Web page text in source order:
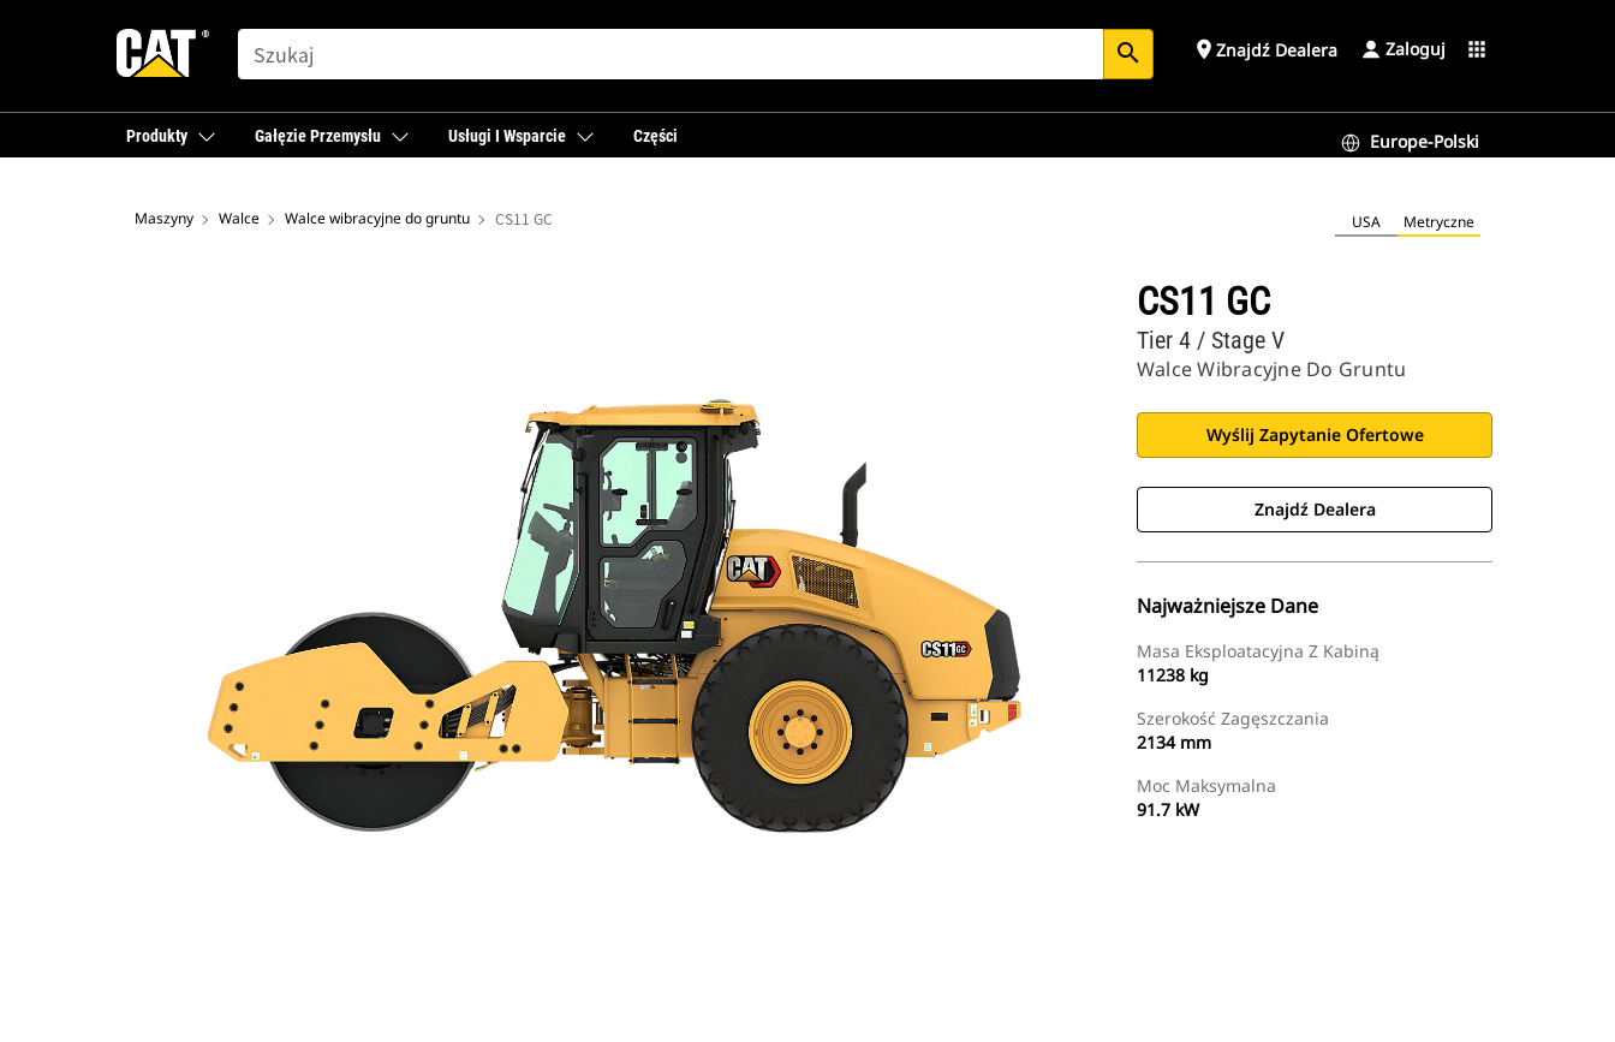
SEARCH search place Znajdź Dealera Zaloguj apps
Produkty Gałęzie Przemysłu Usługi I Wsparcie Części Europe-Polski
Maszyny Walce Walce wibracyjne do gruntu CS11 GC USA Metryczne
CS11 GC
Walce Wibracyjne Do Gruntu
Tier 4 / Stage V
Wyślij Zapytanie Ofertowe
Znajdź Dealera
Najważniejsze Dane
Masa Eksploatacyjna Z Kabiną
11238 kg
Szerokość Zagęszczania
2134 mm
Moc Maksymalna
91.7 kW